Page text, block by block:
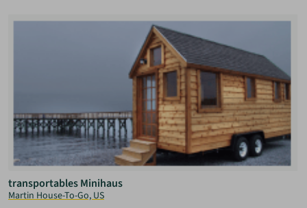
transportables Minihaus
Martin House-To-Go, US